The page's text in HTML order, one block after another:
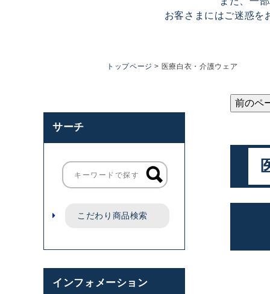
お客さまにはご迷惑を
トップページ 医療白衣・介護ウェア
サーチ
こだわり商品検索
インフォメーション
前のペ